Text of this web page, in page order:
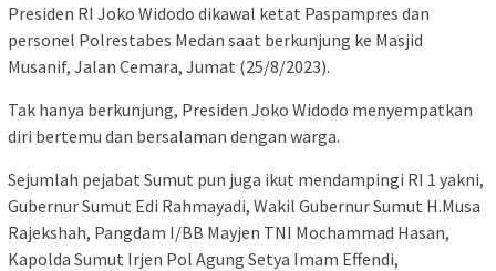
Presiden RI Joko Widodo dikawal ketat Paspampres dan
personel Polrestabes Medan saat berkunjung ke Masjid
Musanif, Jalan Cemara, Jumat (25/8/2023).
Tak hanya berkunjung, Presiden Joko Widodo menyempatkan
diri bertemu dan bersalaman dengan warga.
Sejumlah pejabat Sumut pun juga ikut mendampingi RI 1 yakni,
Gubernur Sumut Edi Rahmayadi, Wakil Gubernur Sumut H.Musa
Rajekshah, Pangdam I/BB Mayjen TNI Mochammad Hasan,
Kapolda Sumut Irjen Pol Agung Setya Imam Effendi,